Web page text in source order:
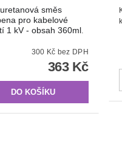
směs
pro kabelové
1 kV - obsah 360ml
300 Kč bez DPH
363 Kč